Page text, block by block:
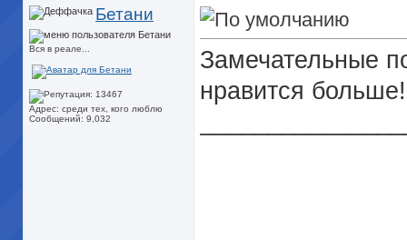
Бетани
Вся в реале...
Адрес: среди тех, кого люблю
Сообщений: 9,032
Замечательные
нравится